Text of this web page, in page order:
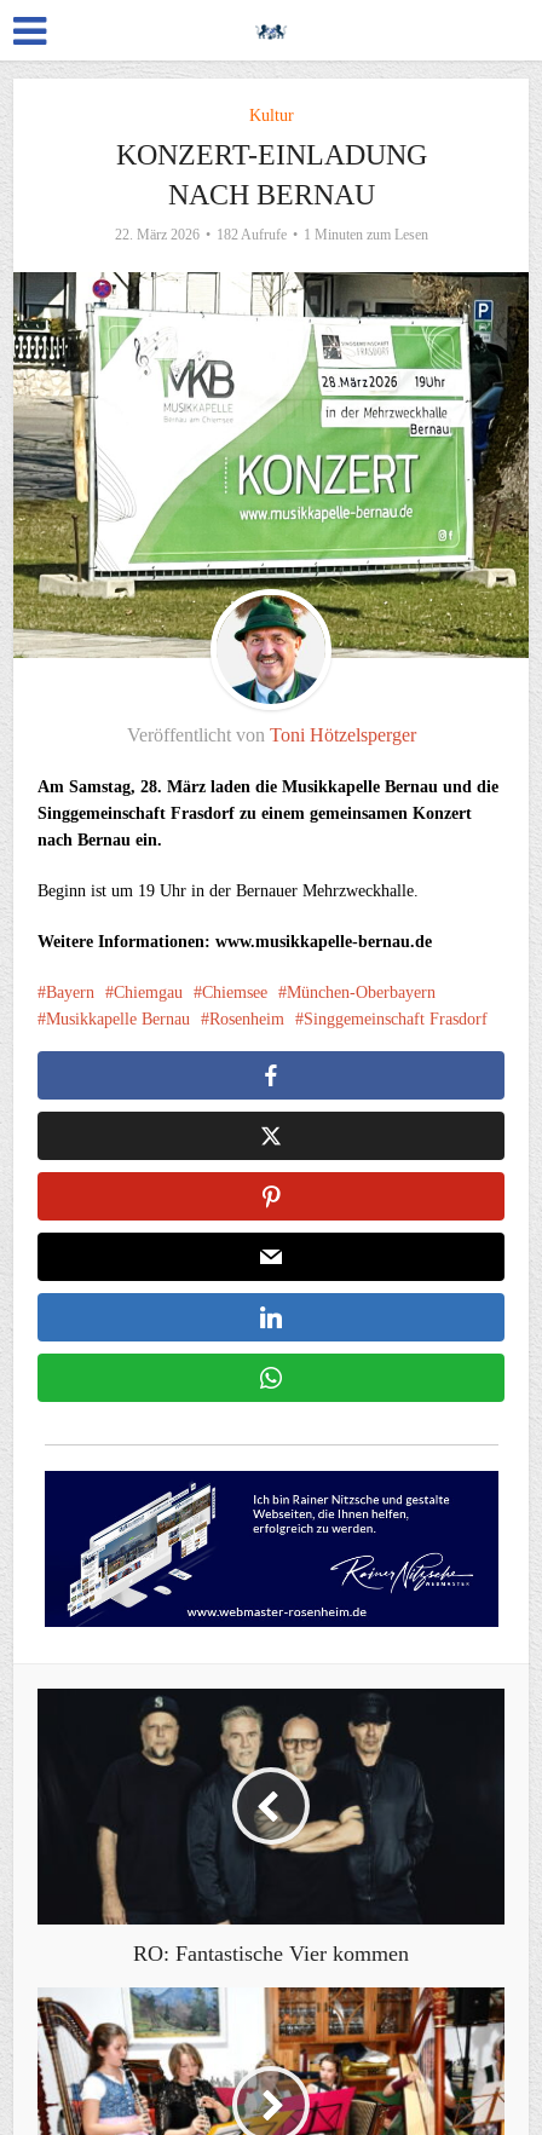
Kultur
KONZERT-EINLADUNG
NACH BERNAU
22. März 2026 182 Aufrufe 1 Minuten zum Lesen
Veröffentlicht von Toni Hötzelsperger
Am Samstag, 28. März laden die Musikkapelle Bernau und die
Singgemeinschaft Frasdorf zu einem gemeinsamen Konzert
nach Bernau ein.
Beginn ist um 19 Uhr in der Bernauer Mehrzweckhalle.
Weitere Informationen: www.musikkapelle-bernau.de
Bayern Chiemgau Chiemsee
München-Oberbayern
Musikkapelle Bernau
Rosenheim Singgemeinschaft Frasdorf
RO: Fantastische Vier kommen